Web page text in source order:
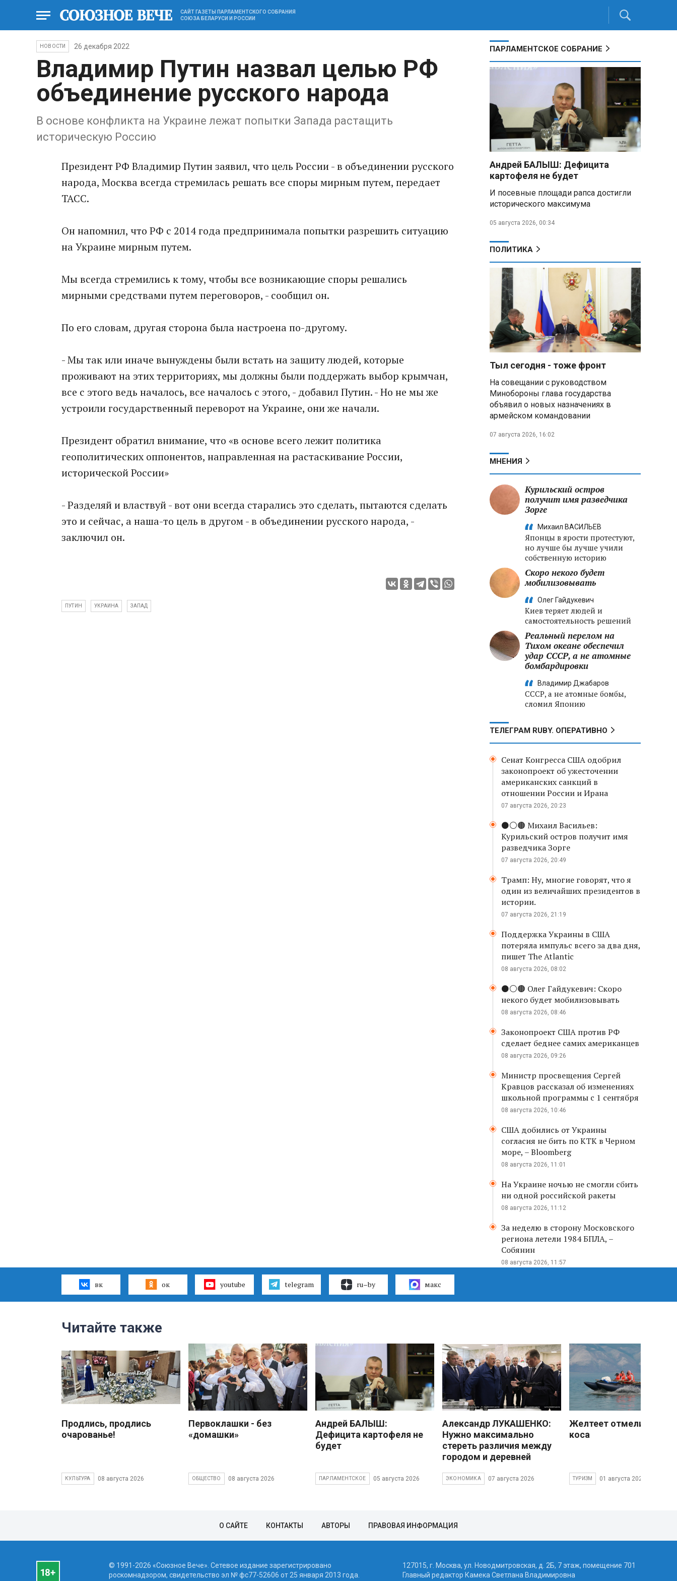
САЙТ ГАЗЕТЫ ПАРЛАМЕНТСКОГО СОБРАНИЯ
СОЮЗА БЕЛАРУСИ И РОССИИ
НОВОСТИ 26 декабря 2022
Владимир Путин назвал целью РФ
объединение русского народа
В основе конфликта на Украине лежат попытки Запада растащить
историческую Россию
Президент РФ Владимир Путин заявил, что цель России - в объединении русского
народа, Москва всегда стремилась решать все споры мирным путем, передает
ТАСС.
Он напомнил, что РФ с 2014 года предпринимала попытки разрешить ситуацию
на Украине мирным путем.
Мы всегда стремились к тому, чтобы все возникающие споры решались
мирными средствами путем переговоров, - сообщил он.
По его словам, другая сторона была настроена по-другому.
- Мы так или иначе вынуждены были встать на защиту людей, которые
проживают на этих территориях, мы должны были поддержать выбор крымчан,
все с этого ведь началось, все началось с этого, - добавил Путин. - Но не мы же
устроили государственный переворот на Украине, они же начали.
Президент обратил внимание, что «в основе всего лежит политика
геополитических оппонентов, направленная на растаскивание России,
исторической России»
- Разделяй и властвуй - вот они всегда старались это сделать, пытаются сделать
это и сейчас, а наша-то цель в другом - в объединении русского народа, -
заключил он.
ПУТИН УКРАИНА ЗАПАД
ПАРЛАМЕНТСКОЕ СОБРАНИЕ
Андрей БАЛЫШ: Дефицита
картофеля не будет
И посевные площади рапса достигли
исторического максимума
05 августа 2026, 00:34
ПОЛИТИКА
Тыл сегодня - тоже фронт
На совещании с руководством
Минобороны глава государства
объявил о новых назначениях в
армейском командовании
07 августа 2026, 16:02
МНЕНИЯ
Курильский остров
получит имя разведчика
Зорге
Михаил ВАСИЛЬЕВ
Японцы в ярости протестуют,
но лучше бы лучше учили
собственную историю
Скоро некого будет
мобилизовывать
Олег Гайдукевич
Киев теряет людей и
самостоятельность решений
Реальный перелом на
Тихом океане обеспечил
удар СССР, а не атомные
бомбардировки
Владимир Джабаров
СССР, а не атомные бомбы,
сломил Японию
ТЕЛЕГРАМ RUBY. ОПЕРАТИВНО
Сенат Конгресса США одобрил
законопроект об ужесточении
американских санкций в
отношении России и Ирана
07 августа 2026, 20:23
⚫️⚪️🟤 Михаил Васильев:
Курильский остров получит имя
разведчика Зорге
07 августа 2026, 20:49
Трамп: Ну, многие говорят, что я
один из величайших президентов в
истории.
07 августа 2026, 21:19
Поддержка Украины в США
потеряла импульс всего за два дня,
пишет The Atlantic
08 августа 2026, 08:02
⚫️⚪️🟤 Олег Гайдукевич: Скоро
некого будет мобилизовывать
08 августа 2026, 08:46
Законопроект США против РФ
сделает беднее самих американцев
08 августа 2026, 09:26
Министр просвещения Сергей
Кравцов рассказал об изменениях
школьной программы с 1 сентября
08 августа 2026, 10:46
США добились от Украины
согласия не бить по КТК в Черном
море, – Bloomberg
08 августа 2026, 11:01
На Украине ночью не смогли сбить
ни одной российской ракеты
08 августа 2026, 11:12
За неделю в сторону Московского
региона летели 1984 БПЛА, –
Собянин
08 августа 2026, 11:57
вк ок youtube telegram ru–by макс
Читайте также
Продлись, продлись
очарованье!
КУЛЬТУРА 08 августа 2026
Первоклашки - без
«домашки»
ОБЩЕСТВО 08 августа 2026
Андрей БАЛЫШ:
Дефицита картофеля не
будет
ПАРЛАМЕНТСКОЕ 05 августа 2026
Александр ЛУКАШЕНКО:
Нужно максимально
стереть различия между
городом и деревней
ЭКОНОМИКА 07 августа 2026
Желтеет отмели
коса
ТУРИЗМ 01 августа 2026
О САЙТЕ КОНТАКТЫ АВТОРЫ ПРАВОВАЯ ИНФОРМАЦИЯ
© 1991-2026 «Союзное Вече». Сетевое издание зарегистрировано
роскомнадзором, свидетельство эл № фc77-52606 от 25 января 2013 года.
127015, г. Москва, ул. Новодмитровская, д. 2Б, 7 этаж, помещение 701
Главный редактор Камека Светлана Владимировна